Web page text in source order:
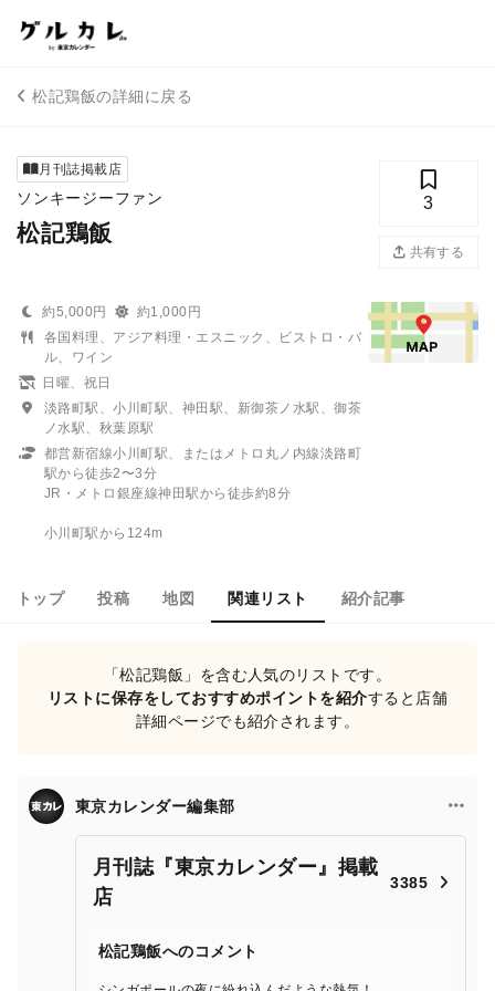
松記鶏飯の詳細に戻る
月刊誌掲載店
ソンキージーファン
松記鶏飯
3
共有する
約5,000円
約1,000円
各国料理、アジア料理・エスニック、ビストロ・バ
ル、ワイン
日曜、祝日
淡路町駅、小川町駅、神田駅、新御茶ノ水駅、御茶
ノ水駅、秋葉原駅
都営新宿線小川町駅、またはメトロ丸ノ内線淡路町
駅から徒歩2〜3分
JR・メトロ銀座線神田駅から徒歩約8分
小川町駅から124m
トップ 投稿 地図 関連リスト 紹介記事
「松記鶏飯」を含む人気のリストです。
リストに保存をしておすすめポイントを紹介すると店舗
詳細ページでも紹介されます。
東京カレンダー編集部
月刊誌『東京カレンダー』掲載
店
3385
松記鶏飯へのコメント